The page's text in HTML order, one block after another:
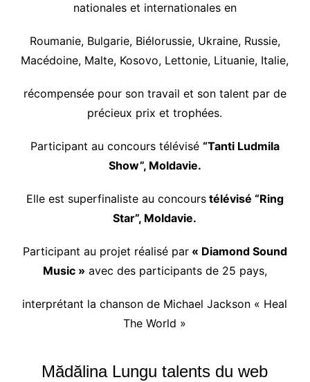
nationales et internationales en
Roumanie, Bulgarie, Biélorussie, Ukraine, Russie,
Macédoine, Malte, Kosovo, Lettonie, Lituanie, Italie,
récompensée pour son travail et son talent par de
précieux prix et trophées.
Participant au concours télévisé “Tanti Ludmila
Show”, Moldavie.
Elle est superfinaliste au concourstélévisé “Ring
Star”, Moldavie.
Participant au projet réalisé par« Diamond Sound
Music » avec des participants de 25 pays,
interprétant la chanson de Michael Jackson « Heal
The World »
Mădălina Lungu talents du web